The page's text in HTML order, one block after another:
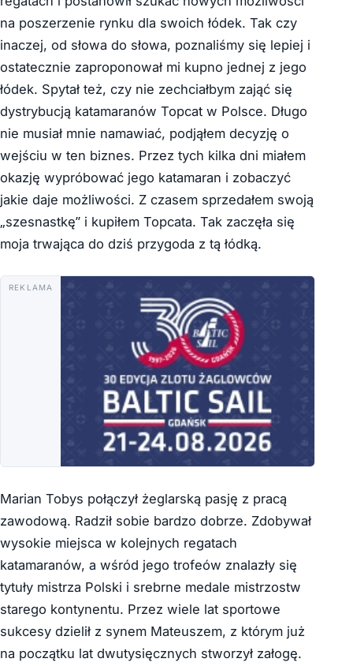
na poszerzenie rynku dla swoich łódek. Tak czy
inaczej, od słowa do słowa, poznaliśmy się lepiej i
ostatecznie zaproponował mi kupno jednej z jego
łódek. Spytał też, czy nie zechciałbym zająć się
dystrybucją katamaranów Topcat w Polsce. Długo
nie musiał mnie namawiać, podjąłem decyzję o
wejściu w ten biznes. Przez tych kilka dni miałem
okazję wypróbować jego katamaran i zobaczyć
jakie daje możliwości. Z czasem sprzedałem swoją
„szesnastkę” i kupiłem Topcata. Tak zaczęła się
moja trwająca do dziś przygoda z tą łódką.
REKLAMA
Marian Tobys połączył żeglarską pasję z pracą
zawodową. Radził sobie bardzo dobrze. Zdobywał
wysokie miejsca w kolejnych regatach
katamaranów, a wśród jego trofeów znalazły się
tytuły mistrza Polski i srebrne medale mistrzostw
starego kontynentu. Przez wiele lat sportowe
sukcesy dzielił z synem Mateuszem, z którym już
na początku lat dwutysięcznych stworzył załogę.